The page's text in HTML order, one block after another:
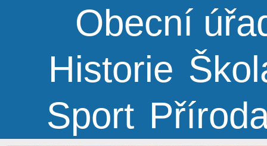
Obecní
Historie
Sport